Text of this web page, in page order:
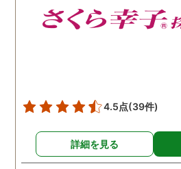
4.5点(39件)
詳細を見る